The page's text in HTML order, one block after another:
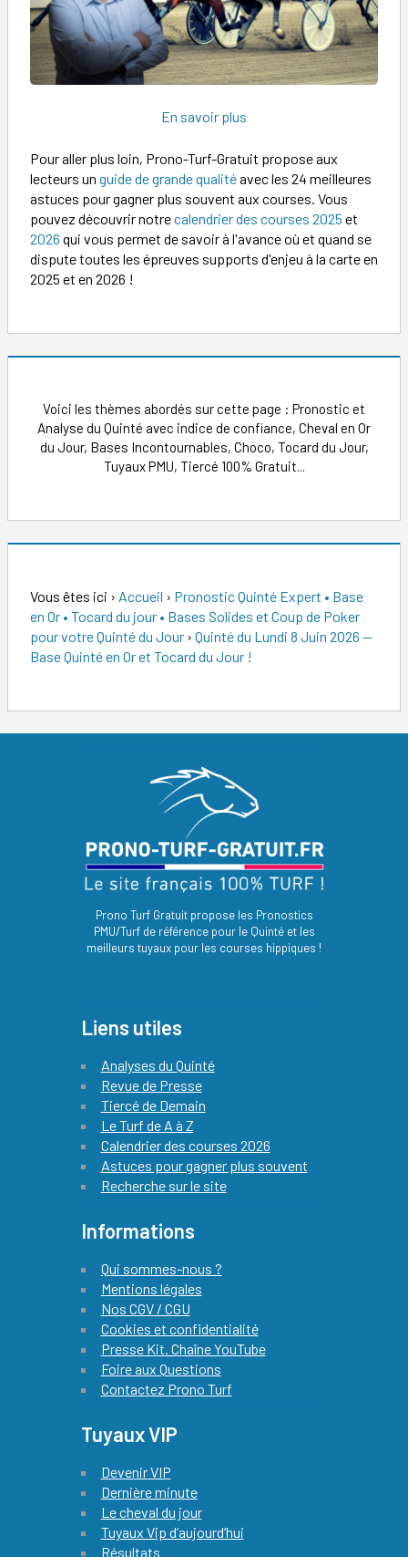
En savoir plus
Pour aller plus loin, Prono-Turf-Gratuit propose aux
lecteurs un guide de grande qualitéavec les 24 meilleures
astuces pour gagner plus souvent aux courses. Vous
pouvez découvrir notrecalendrier des courses 2025 et
2026 qui vous permet de savoir à l'avance où et quand se
dispute toutes les épreuves supports d'enjeu à la carte en
2025 et en 2026 !
Voici les thèmes abordés sur cette page : Pronostic et
Analyse du Quinté avec indice de confiance, Cheval en Or
du Jour, Bases Incontournables, Choco, Tocard du Jour,
Tuyaux PMU, Tiercé 100% Gratuit...
Vous êtes ici › Accueil › Pronostic Quinté Expert • Base
en Or • Tocard du jour • Bases Solides et Coup de Poker
pour votre Quinté du Jour › Quinté du Lundi 8 Juin 2026 —
Base Quinté en Or et Tocard du Jour !
Prono Turf Gratuit propose les Pronostics
PMU/Turf de référence pour le Quinté et les
meilleurs tuyaux pour les courses hippiques !
Liens utiles
Analyses du Quinté
Revue de Presse
Tiercé de Demain
Le Turf de A à Z
Calendrier des courses 2026
Astuces pour gagner plus souvent
Recherche sur le site
Informations
Qui sommes-nous ?
Mentions légales
Nos CGV / CGU
Cookies et confidentialité
Presse Kit. Chaîne YouTube
Foire aux Questions
Contactez Prono Turf
Tuyaux VIP
Devenir VIP
Dernière minute
Le cheval du jour
Tuyaux Vip d’aujourd’hui
Résultats